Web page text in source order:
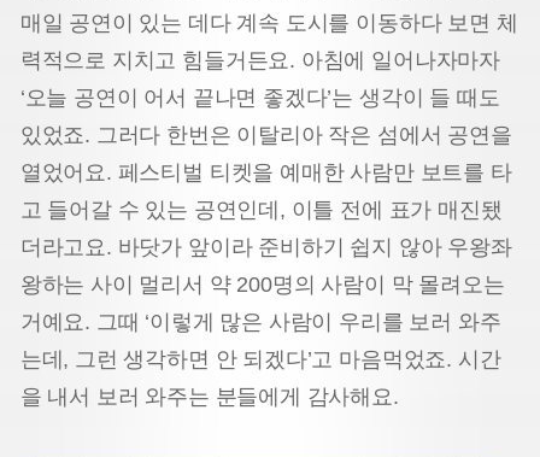
매일 공연이 있는 데다 계속 도시를 이동하다 보면 체
력적으로 지치고 힘들거든요. 아침에 일어나자마자
‘오늘 공연이 어서 끝나면 좋겠다’는 생각이 들 때도
있었죠. 그러다 한번은 이탈리아 작은 섬에서 공연을
열었어요. 페스티벌 티켓을 예매한 사람만 보트를 타
고 들어갈 수 있는 공연인데, 이틀 전에 표가 매진됐
더라고요. 바닷가 앞이라 준비하기 쉽지 않아 우왕좌
왕하는 사이 멀리서 약 200명의 사람이 막 몰려오는
거예요. 그때 ‘이렇게 많은 사람이 우리를 보러 와주
는데, 그런 생각하면 안 되겠다’고 마음먹었죠. 시간
을 내서 보러 와주는 분들에게 감사해요.